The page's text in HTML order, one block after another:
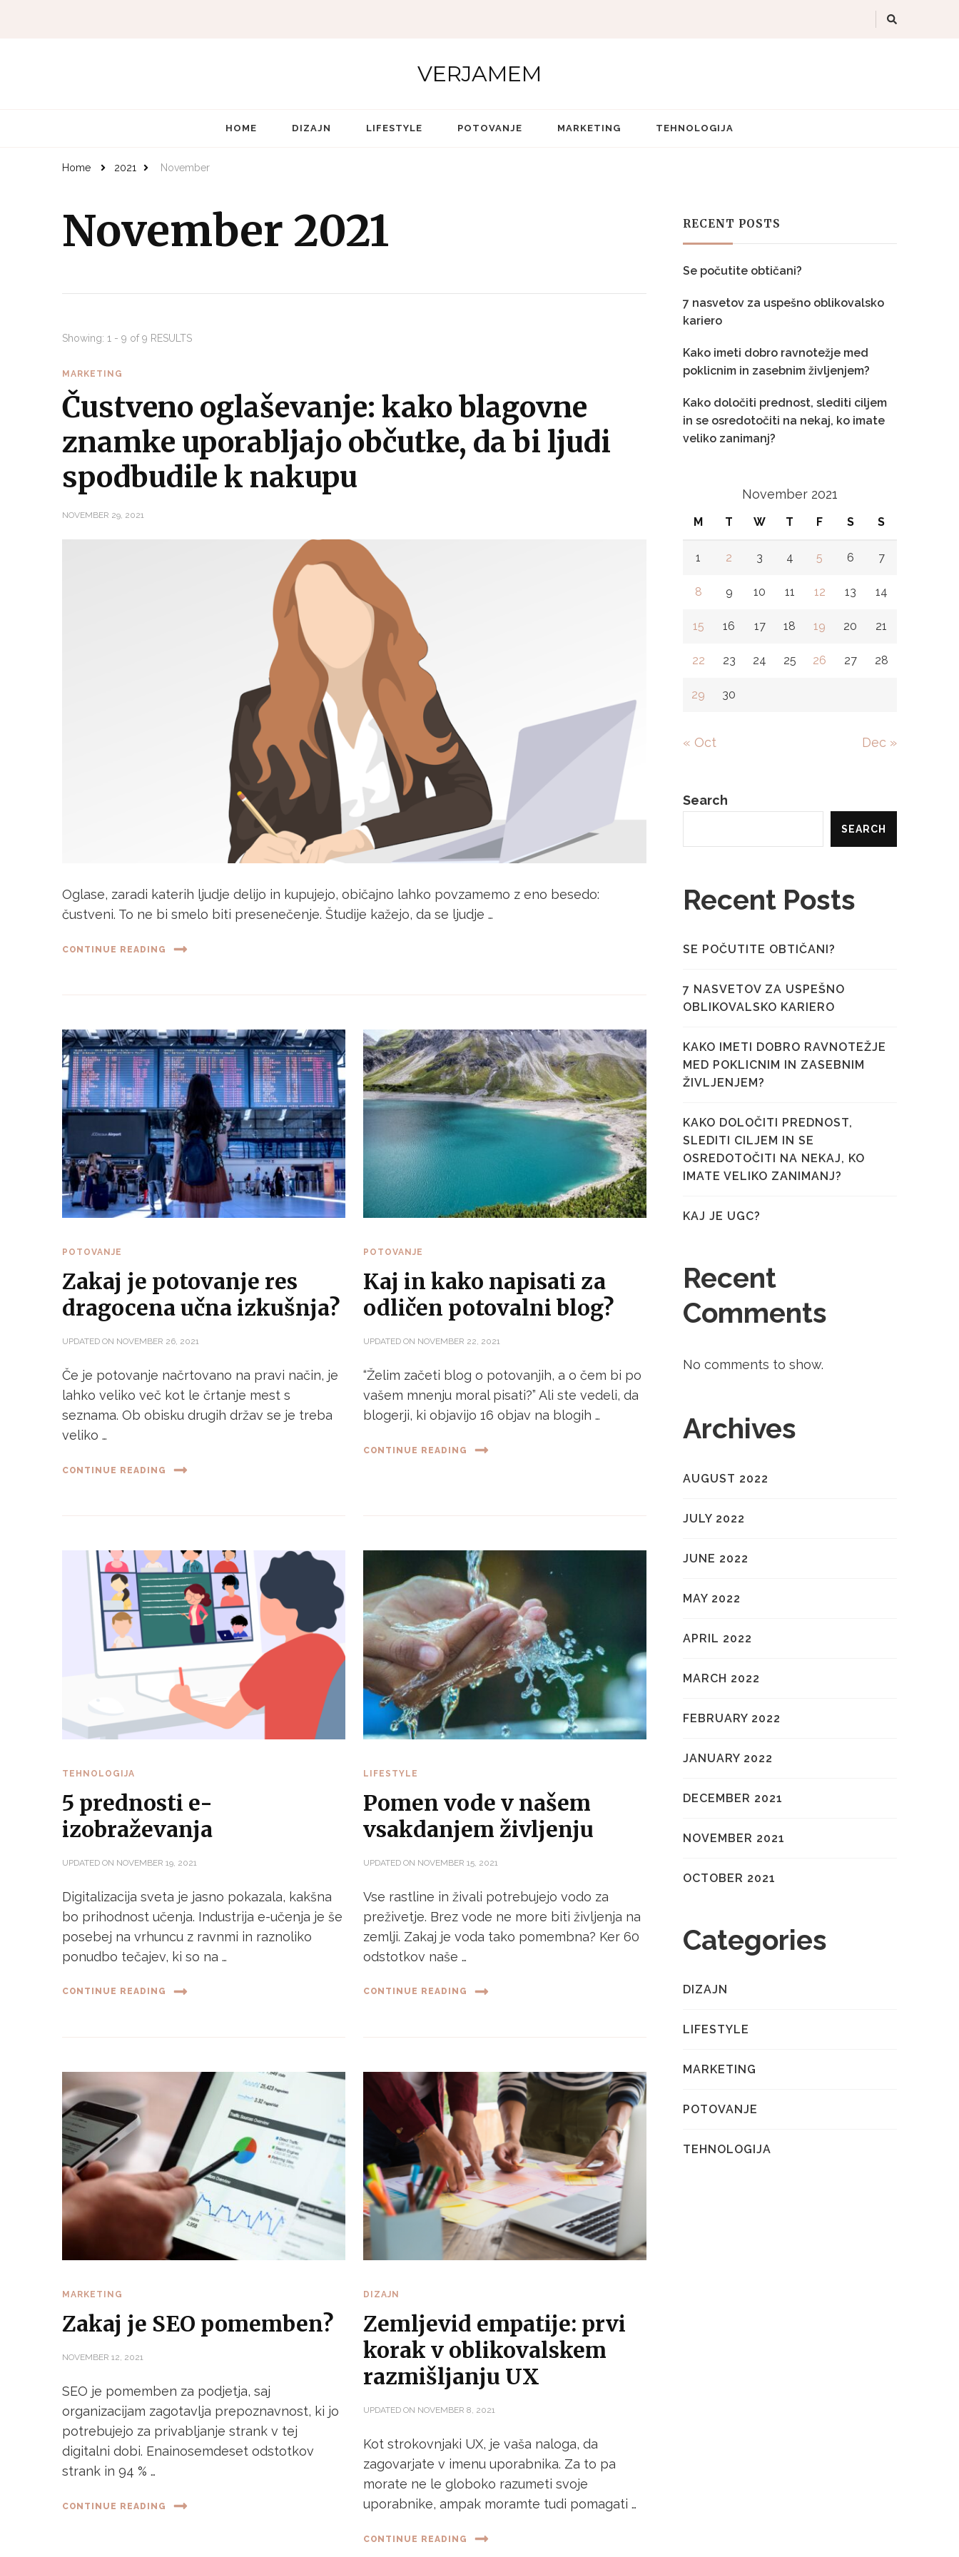
VERJAMEM
HOME DIZAJN LIFESTYLE POTOVANJE MARKETING TEHNOLOGIJA
Home 2021 November
November 2021
Showing: 1 - 9 of 9 RESULTS
MARKETING
Čustveno oglaševanje: kako blagovne
znamke uporabljajo občutke, da bi ljudi
spodbudile k nakupu
NOVEMBER 29, 2021
Oglase, zaradi katerih ljudje delijo in kupujejo, običajno lahko povzamemo z eno besedo:
čustveni. To ne bi smelo biti presenečenje. Študije kažejo, da se ljudje …
CONTINUE READING
POTOVANJE
Zakaj je potovanje res
dragocena učna izkušnja?
UPDATED ON NOVEMBER 26, 2021
Če je potovanje načrtovano na pravi način, je
lahko veliko več kot le črtanje mest s
seznama. Ob obisku drugih držav se je treba
veliko …
CONTINUE READING
POTOVANJE
Kaj in kako napisati za
odličen potovalni blog?
UPDATED ON NOVEMBER 22, 2021
“Želim začeti blog o potovanjih, a o čem bi po
vašem mnenju moral pisati?” Ali ste vedeli, da
blogerji, ki objavijo 16 objav na blogih …
CONTINUE READING
TEHNOLOGIJA
5 prednosti e-
izobraževanja
UPDATED ON NOVEMBER 19, 2021
Digitalizacija sveta je jasno pokazala, kakšna
bo prihodnost učenja. Industrija e-učenja je še
posebej na vrhuncu z ravnmi in raznoliko
ponudbo tečajev, ki so na …
CONTINUE READING
LIFESTYLE
Pomen vode v našem
vsakdanjem življenju
UPDATED ON NOVEMBER 15, 2021
Vse rastline in živali potrebujejo vodo za
preživetje. Brez vode ne more biti življenja na
zemlji. Zakaj je voda tako pomembna? Ker 60
odstotkov naše …
CONTINUE READING
MARKETING
Zakaj je SEO pomemben?
NOVEMBER 12, 2021
SEO je pomemben za podjetja, saj
organizacijam zagotavlja prepoznavnost, ki jo
potrebujejo za privabljanje strank v tej
digitalni dobi. Enainosemdeset odstotkov
strank in 94 % …
CONTINUE READING
DIZAJN
Zemljevid empatije: prvi
korak v oblikovalskem
razmišljanju UX
UPDATED ON NOVEMBER 8, 2021
Kot strokovnjaki UX, je vaša naloga, da
zagovarjate v imenu uporabnika. Za to pa
morate ne le globoko razumeti svoje
uporabnike, ampak moramte tudi pomagati …
CONTINUE READING
RECENT POSTS
Se počutite obtičani?
7 nasvetov za uspešno oblikovalsko
kariero
Kako imeti dobro ravnotežje med
poklicnim in zasebnim življenjem?
Kako določiti prednost, slediti ciljem
in se osredotočiti na nekaj, ko imate
veliko zanimanj?
November 2021
M T W T F S S
1 2 3 4 5 6 7
8 9 10 11 12 13 14
15 16 17 18 19 20 21
22 23 24 25 26 27 28
29 30
« Oct Dec »
Search
SEARCH
Recent Posts
SE POČUTITE OBTIČANI?
7 NASVETOV ZA USPEŠNO
OBLIKOVALSKO KARIERO
KAKO IMETI DOBRO RAVNOTEŽJE
MED POKLICNIM IN ZASEBNIM
ŽIVLJENJEM?
KAKO DOLOČITI PREDNOST,
SLEDITI CILJEM IN SE
OSREDOTOČITI NA NEKAJ, KO
IMATE VELIKO ZANIMANJ?
KAJ JE UGC?
Recent
Comments
No comments to show.
Archives
AUGUST 2022
JULY 2022
JUNE 2022
MAY 2022
APRIL 2022
MARCH 2022
FEBRUARY 2022
JANUARY 2022
DECEMBER 2021
NOVEMBER 2021
OCTOBER 2021
Categories
DIZAJN
LIFESTYLE
MARKETING
POTOVANJE
TEHNOLOGIJA